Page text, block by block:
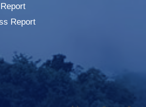
Report